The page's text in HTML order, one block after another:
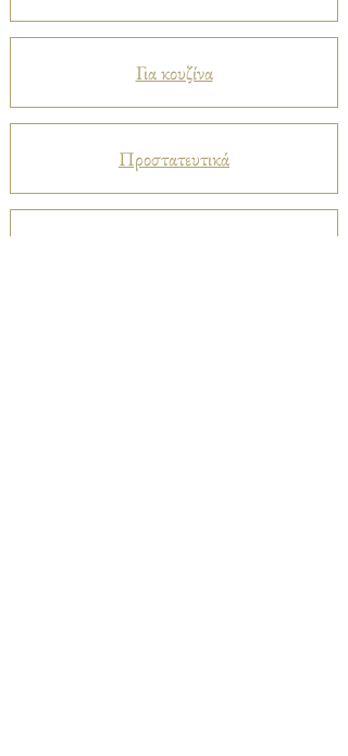
Για κουζίνα
Προστατευτικά